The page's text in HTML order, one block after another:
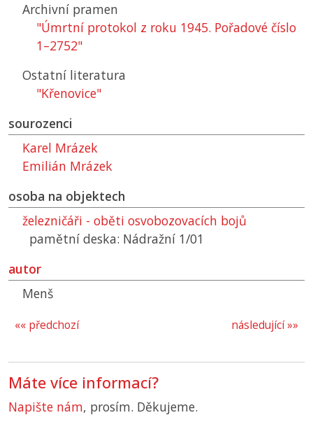
Archivní pramen
"Úmrtní protokol z roku 1945. Pořadové číslo
1–2752"
Ostatní literatura
"Křenovice"
sourozenci
Karel Mrázek
Emilián Mrázek
osoba na objektech
železničáři - oběti osvobozovacích bojů
pamětní deska: Nádražní 1/01
autor
Menš
následující »»
«« předchozí
Máte více informací?
Napište nám, prosím. Děkujeme.